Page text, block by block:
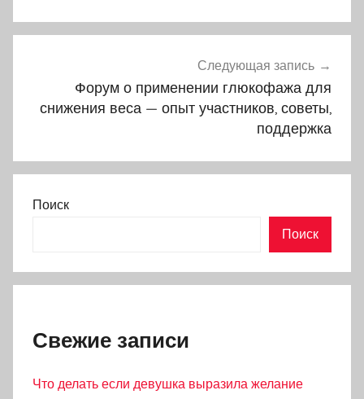
Следующая запись
Форум о применении глюкофажа для
снижения веса — опыт участников, советы,
поддержка
Поиск
Поиск
Свежие записи
Что делать если девушка выразила желание